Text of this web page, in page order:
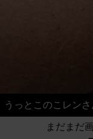
うっとこのこレン
まだまだ